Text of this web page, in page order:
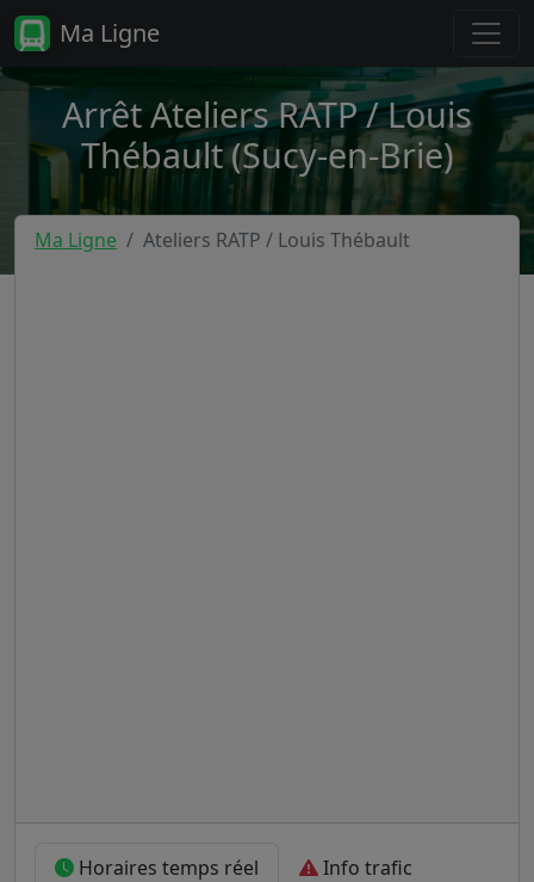
Ma Ligne
Arrêt Ateliers RATP / Louis
Thébault (Sucy-en-Brie)
Ma Ligne Ateliers RATP / Louis Thébault
Horaires temps réel Info trafic